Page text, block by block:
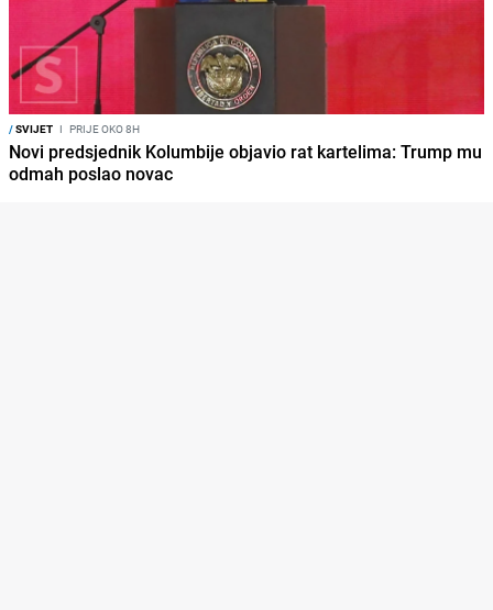
/SVIJET I PRIJE OKO 8H
Novi predsjednik Kolumbije objavio rat kartelima: Trump mu
odmah poslao novac